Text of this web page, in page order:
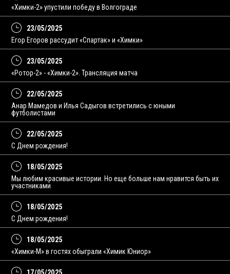
«Химки-2» упустили победу в Волгограде
23/05/2025
Егор Егоров рассудит «Спартак» и «Химки»
23/05/2025
«Ротор-2» - «Химки-2». Трансляция матча
22/05/2025
Анар Мамедов и Илья Садыгов встретились с юными
футболистами
22/05/2025
С Днем рождения!
18/05/2025
Мы любим красивые истории. Но еще больше нам нравится быть их
участниками
18/05/2025
С Днем рождения!
18/05/2025
«Химки-М» в гостях обыграли «Химик Юниор»